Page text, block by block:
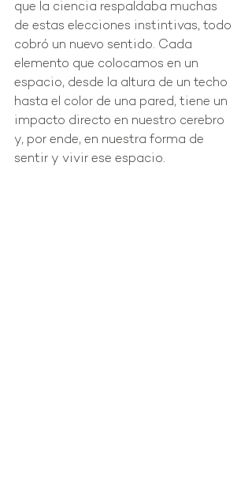
que la ciencia respaldaba muchas
de estas elecciones instintivas, todo
cobró un nuevo sentido. Cada
elemento que colocamos en un
espacio, desde la altura de un techo
hasta el color de una pared, tiene un
impacto directo en nuestro cerebro
y, por ende, en nuestra forma de
sentir y vivir ese espacio.